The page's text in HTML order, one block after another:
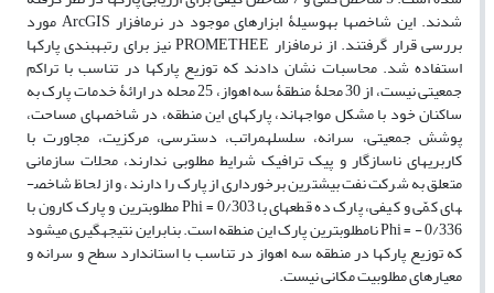
شدند. این شاخص­ها به­وسیلۀ ابزارهای موجود در نرم­افزار ArcGIS مورد
بررسی قرار گرفتند. از نرم­افزار PROMETHEE نیز برای رتبه­بندی پارک­ها
استفاده شد. محاسبات نشان دادند که توزیع پارک­ها در تناسب با تراکم
جمعیتی نیست، از 30 محلۀ منطقۀ سه اهواز، 25 محله در ارائۀ خدمات پارک به
ساکنان خود با مشکل مواجه­اند، پارک­های این منطقه، در شاخص­های مساحت،
پوشش جمعیتی، سرانه، سلسله­مراتب، دسترسی، مرکزیت، مجاورت با
کاربری­های ناسازگار و پیک ترافیک شرایط مطلوبی ندارند، محلات سازمانی
متعلق به شرکت نفت بیشترین برخورداری از پارک را دارند، و از لحاظ شاخص­
های کمّی و کیفی، پارک ده قطعه­ای با Phi = 0/303 مطلوب­ترین و پارک کارون با
Phi = - 0/336 نامطلوب­ترین پارک این منطقه است. بنابراین نتیجه­گیری می­شود
که توزیع پارک­ها در منطقه سه اهواز در تناسب با استاندارد سطح و سرانه و
معیارهای مطلوبیت مکانی نیست.